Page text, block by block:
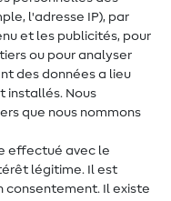
l'adresse IP), par
et les publicités, pour
ou pour analyser
des données a lieu
installés. Nous
que nous nommons
effectué avec le
légitime. Il est
consentement. Il existe